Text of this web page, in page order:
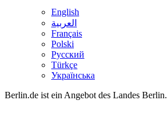
English
العربية
Français
Polski
Русский
Türkçe
Українська
Berlin.de ist ein Angebot des Landes Berlin.